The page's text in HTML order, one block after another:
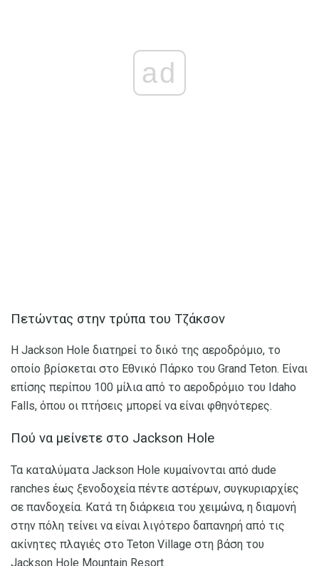
ad
Πετώντας στην τρύπα του Τζάκσον
Η Jackson Hole διατηρεί το δικό της αεροδρόμιο, το
οποίο βρίσκεται στο Εθνικό Πάρκο του Grand Teton. Είναι
επίσης περίπου 100 μίλια από το αεροδρόμιο του Idaho
Falls, όπου οι πτήσεις μπορεί να είναι φθηνότερες.
Πού να μείνετε στο Jackson Hole
Τα καταλύματα Jackson Hole κυμαίνονται από dude
ranches έως ξενοδοχεία πέντε αστέρων, συγκυριαρχίες
σε πανδοχεία. Κατά τη διάρκεια του χειμώνα, η διαμονή
στην πόλη τείνει να είναι λιγότερο δαπανηρή από τις
ακίνητες πλαγιές στο Teton Village στη βάση του
Jackson Hole Mountain Resort.